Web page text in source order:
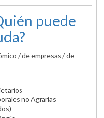
puede
/ de empresas / de
no Agrarias